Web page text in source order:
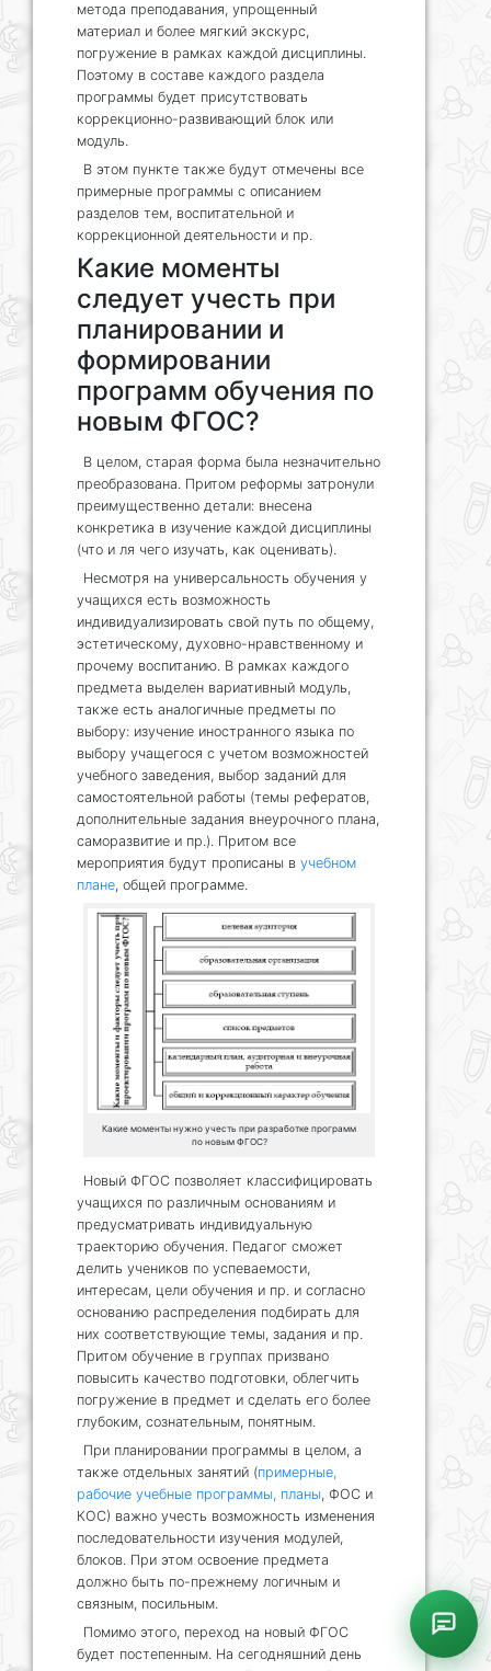
метода преподавания, упрощенный
материал и более мягкий экскурс,
погружение в рамках каждой дисциплины.
Поэтому в составе каждого раздела
программы будет присутствовать
коррекционно-развивающий блок или
модуль.
В этом пункте также будут отмечены все
примерные программы с описанием
разделов тем, воспитательной и
коррекционной деятельности и пр.
Какие моменты
следует учесть при
планировании и
формировании
программ обучения по
новым ФГОС?
В целом, старая форма была незначительно
преобразована. Притом реформы затронули
преимущественно детали: внесена
конкретика в изучение каждой дисциплины
(что и ля чего изучать, как оценивать).
Несмотря на универсальность обучения у
учащихся есть возможность
индивидуализировать свой путь по общему,
эстетическому, духовно-нравственному и
прочему воспитанию. В рамках каждого
предмета выделен вариативный модуль,
также есть аналогичные предметы по
выбору: изучение иностранного языка по
выбору учащегося с учетом возможностей
учебного заведения, выбор заданий для
самостоятельной работы (темы рефератов,
дополнительные задания внеурочного плана,
саморазвитие и пр.). Притом все
мероприятия будут прописаны в учебном
плане, общей программе.
Какие моменты нужно учесть при разработке программ
по новым ФГОС?
Новый ФГОС позволяет классифицировать
учащихся по различным основаниям и
предусматривать индивидуальную
траекторию обучения. Педагог сможет
делить учеников по успеваемости,
интересам, цели обучения и пр. и согласно
основанию распределения подбирать для
них соответствующие темы, задания и пр.
Притом обучение в группах призвано
повысить качество подготовки, облегчить
погружение в предмет и сделать его более
глубоким, сознательным, понятным.
При планировании программы в целом, а
также отдельных занятий (примерные,
рабочие учебные программы, планы, ФОС и
КОС) важно учесть возможность изменения
последовательности изучения модулей,
блоков. При этом освоение предмета
должно быть по-прежнему логичным и
связным, посильным.
Помимо этого, переход на новый ФГОС
будет постепенным. На сегодняшний день